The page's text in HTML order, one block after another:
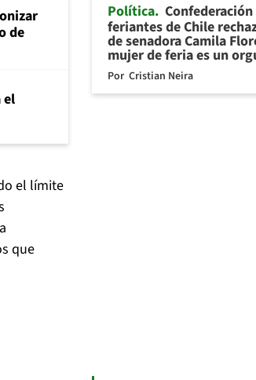
de
el
el límite
que
Política Confederación
feriantes de Chile
de senadora Camila
mujer de feria es un
Por Cristian Neira